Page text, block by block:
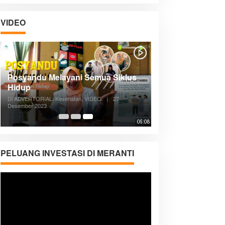
VIDEO
05:08
Posyandu Melayani Semua Siklus
Hidup
Di ADVERTORIAL, Kesehatan, VIDEO |
27
Desember 2023
PELUANG INVESTASI DI MERANTI